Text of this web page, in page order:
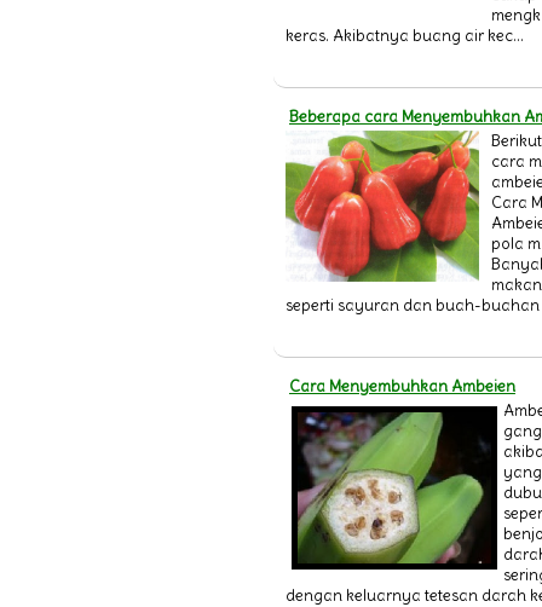
keras. Akibatnya buang air kec...
Beberapa cara Menyembuhkan
cara
Cara
pola
seperti sayuran dan buah-buahan
Cara Menyembuhkan Ambeien
dengan keluarnya tetesan darah